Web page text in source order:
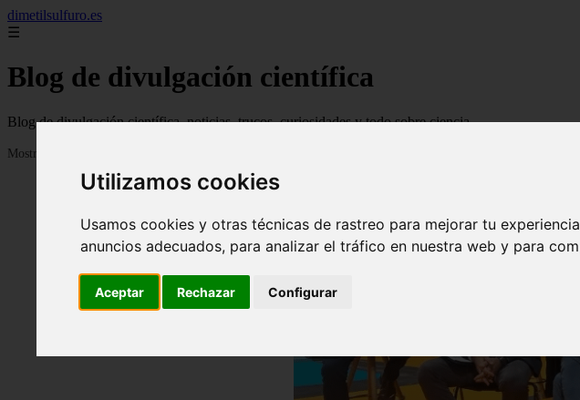
Utilizamos cookies
Usamos cookies y otras técnicas de rastreo para mejorar tu
anuncios adecuados, para analizar el tráfico en nuestra web y para
Aceptar Rechazar Configurar
dimetilsulfuro.es
☰
Blog de divulgación científica
Blog de divulgación científica, noticias, trucos, curiosidades y todo sobre ciencia
Mostrando 1 - 24 de 907 artículos